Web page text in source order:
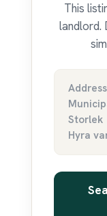
This
landlord.
Address
Storlek
Hyra